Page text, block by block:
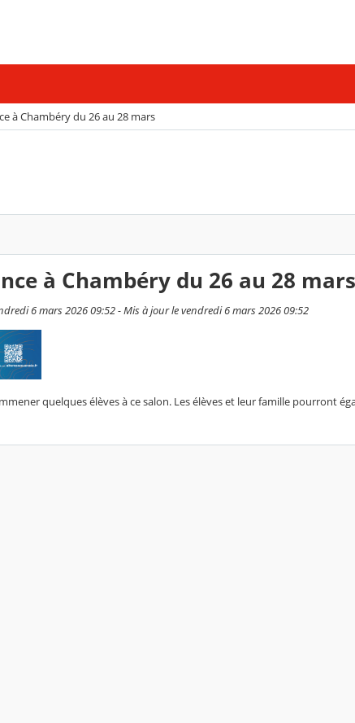
à Chambéry du 26 au 28 mars
à Chambéry du 26 au 28 mars
6 mars 2026 09:52 - Mis à jour le vendredi 6 mars 2026 09:52
quelques élèves à ce salon. Les élèves et leur famille pourront